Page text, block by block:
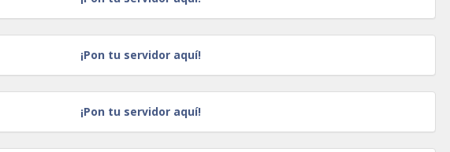
¡Pon tu servidor aquí!
¡Pon tu servidor aquí!